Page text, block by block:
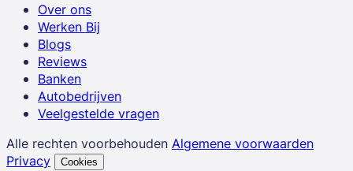
Over ons
Werken Bij
Blogs
Reviews
Banken
Autobedrijven
Veelgestelde vragen
Alle rechten voorbehouden Algemene voorwaarden
Privacy
Cookies